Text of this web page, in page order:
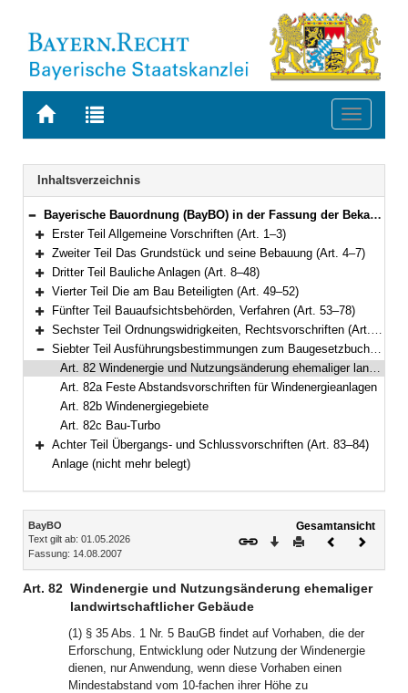
Zur
BAYERN.RECHT
Zur
letzten
Suche
Toggle
Navigation
Inhaltsverzeichnis
Bereich reduzieren
Bayerische Bauordnung (BayBO) in der Fassung der Bekanntmachung vom 14. August 2007 (GVBl. S. 588) BayRS 2132-1-B (Art. 1–84)
Bereich erweitern
Erster Teil Allgemeine Vorschriften (Art. 1–3)
Bereich erweitern
Zweiter Teil Das Grundstück und seine Bebauung (Art. 4–7)
Bereich erweitern
Dritter Teil Bauliche Anlagen (Art. 8–48)
Bereich erweitern
Vierter Teil Die am Bau Beteiligten (Art. 49–52)
Bereich erweitern
Fünfter Teil Bauaufsichtsbehörden, Verfahren (Art. 53–78)
Bereich erweitern
Sechster Teil Ordnungswidrigkeiten, Rechtsvorschriften (Art. 79–81a)
Bereich reduzieren
Siebter Teil Ausführungsbestimmungen zum Baugesetzbuch (Art. 82–82c)
Art. 82 Windenergie und Nutzungsänderung ehemaliger landwirtschaftlicher Gebäude
Art. 82a Feste Abstandsvorschriften für Windenergieanlagen
Art. 82b Windenergiegebiete
Art. 82c Bau-Turbo
Bereich erweitern
Achter Teil Übergangs- und Schlussvorschriften (Art. 83–84)
Anlage (nicht mehr belegt)
Inhalt
BayBO
Text gilt ab: 01.05.2026
Fassung: 14.08.2007
Gesamtansicht
Download
DruckenVorheriges
Art. 82 Windenergie und Nutzungsänderung ehemaliger
landwirtschaftlicher Gebäude
(1) § 35 Abs. 1 Nr. 5 BauGB findet auf Vorhaben, die der
Erforschung, Entwicklung oder Nutzung der Windenergie
dienen, nur Anwendung, wenn diese Vorhaben einen
Mindestabstand vom 10-fachen ihrer Höhe zu